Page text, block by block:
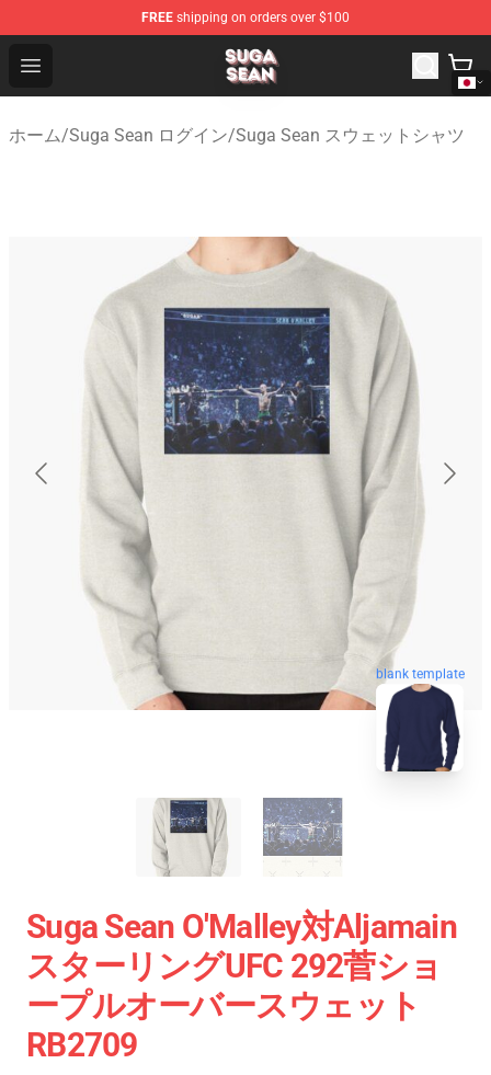
FREE shipping on orders over $100
Open menu
Suga Sean Shop - Official Suga Sean Merchandise Store
ホーム/Suga Sean ログイン/Suga Sean スウェットシャツ
blank template
Suga Sean O'Malley対Aljamain
スターリングUFC 292菅ショ
ープルオーバースウェット
RB2709